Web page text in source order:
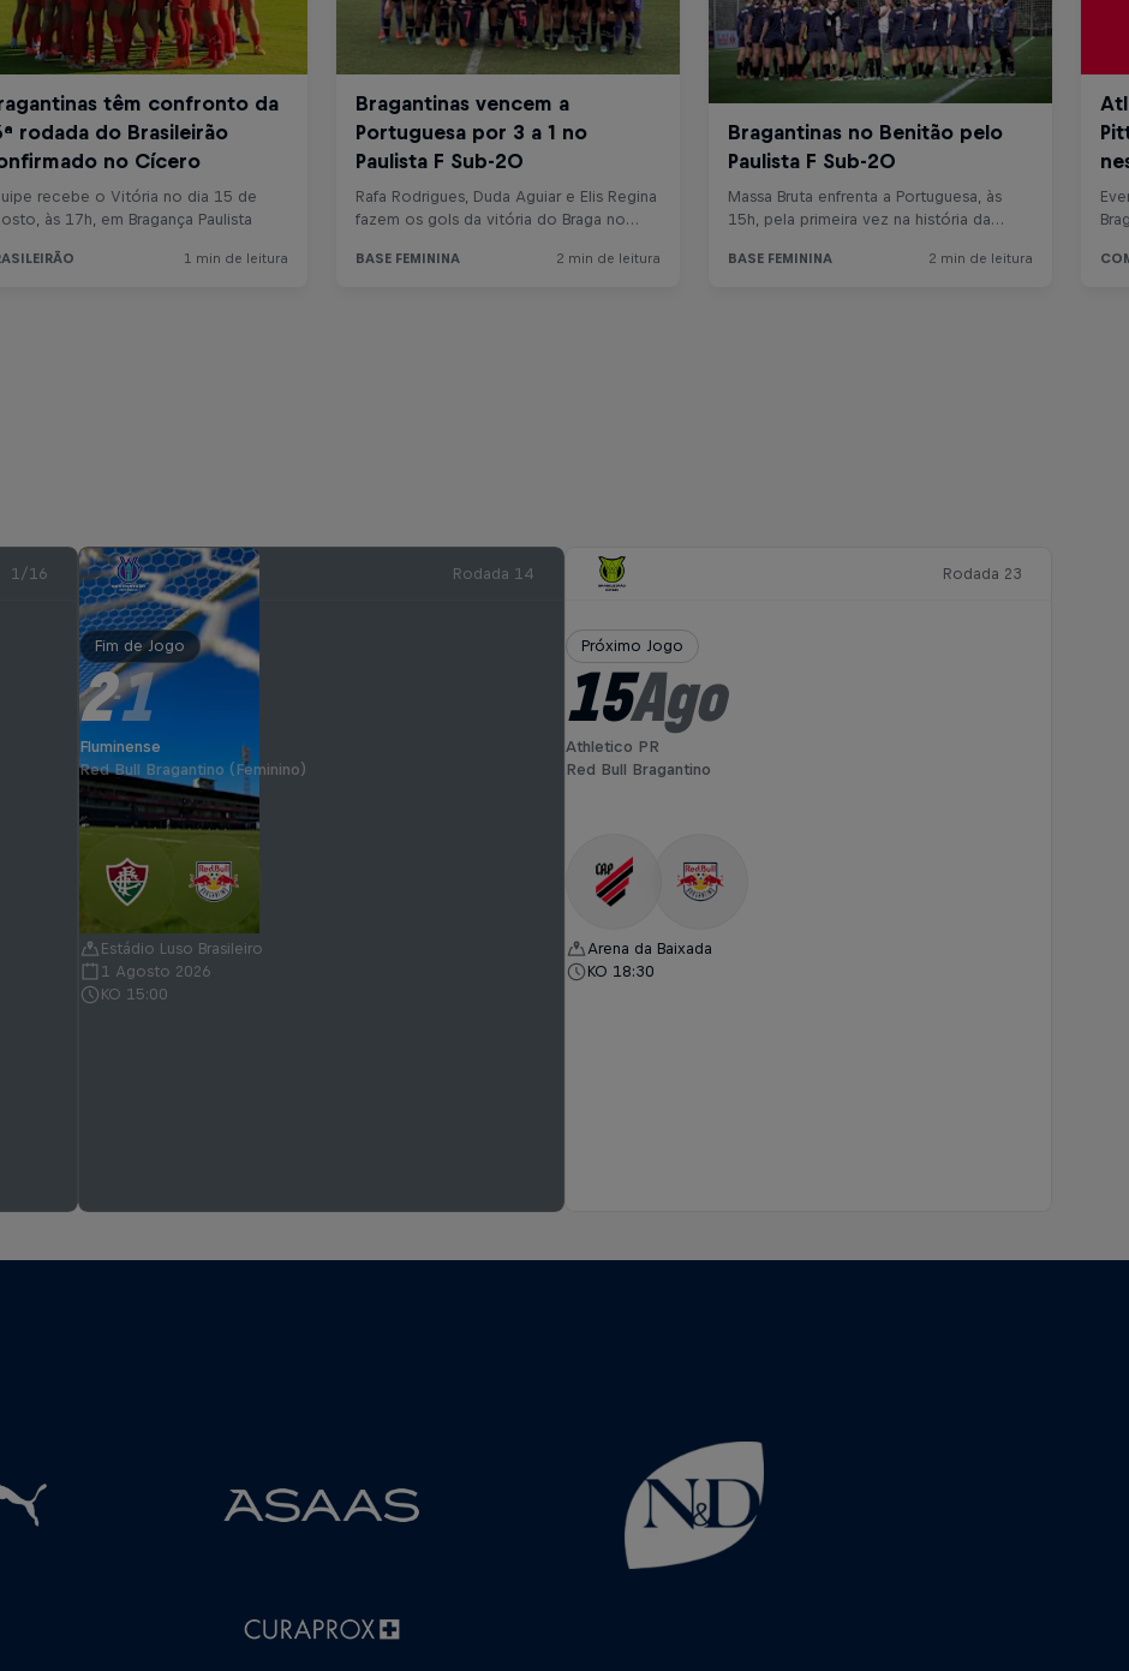
1/16 Rodada 14
Fim de Jogo
2-1
Fluminense
Red Bull Bragantino (Feminino)
Estádio Luso Brasileiro
1 Agosto 2026
KO 15:00
Rodada 23
Próximo Jogo
15Ago
Athletico PR
Red Bull Bragantino
Arena da Baixada
KO 18:30